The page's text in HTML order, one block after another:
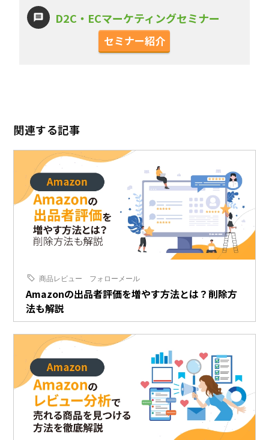
D2C・ECマーケティングセミナー
セミナー紹介
関連する記事
商品レビュー フォローメール
Amazonの出品者評価を増やす方法とは？削除方
法も解説